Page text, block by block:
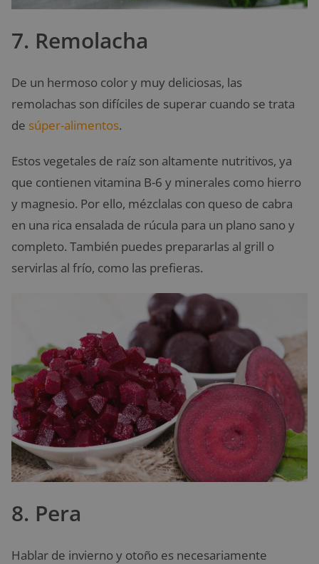
7. Remolacha
De un hermoso color y muy deliciosas, las
remolachas son difíciles de superar cuando se trata
de súper-alimentos.
Estos vegetales de raíz son altamente nutritivos, ya
que contienen vitamina B-6 y minerales como hierro
y magnesio. Por ello, mézclalas con queso de cabra
en una rica ensalada de rúcula para un plano sano y
completo. También puedes prepararlas al grill o
servirlas al frío, como las prefieras.
8. Pera
Hablar de invierno y otoño es necesariamente